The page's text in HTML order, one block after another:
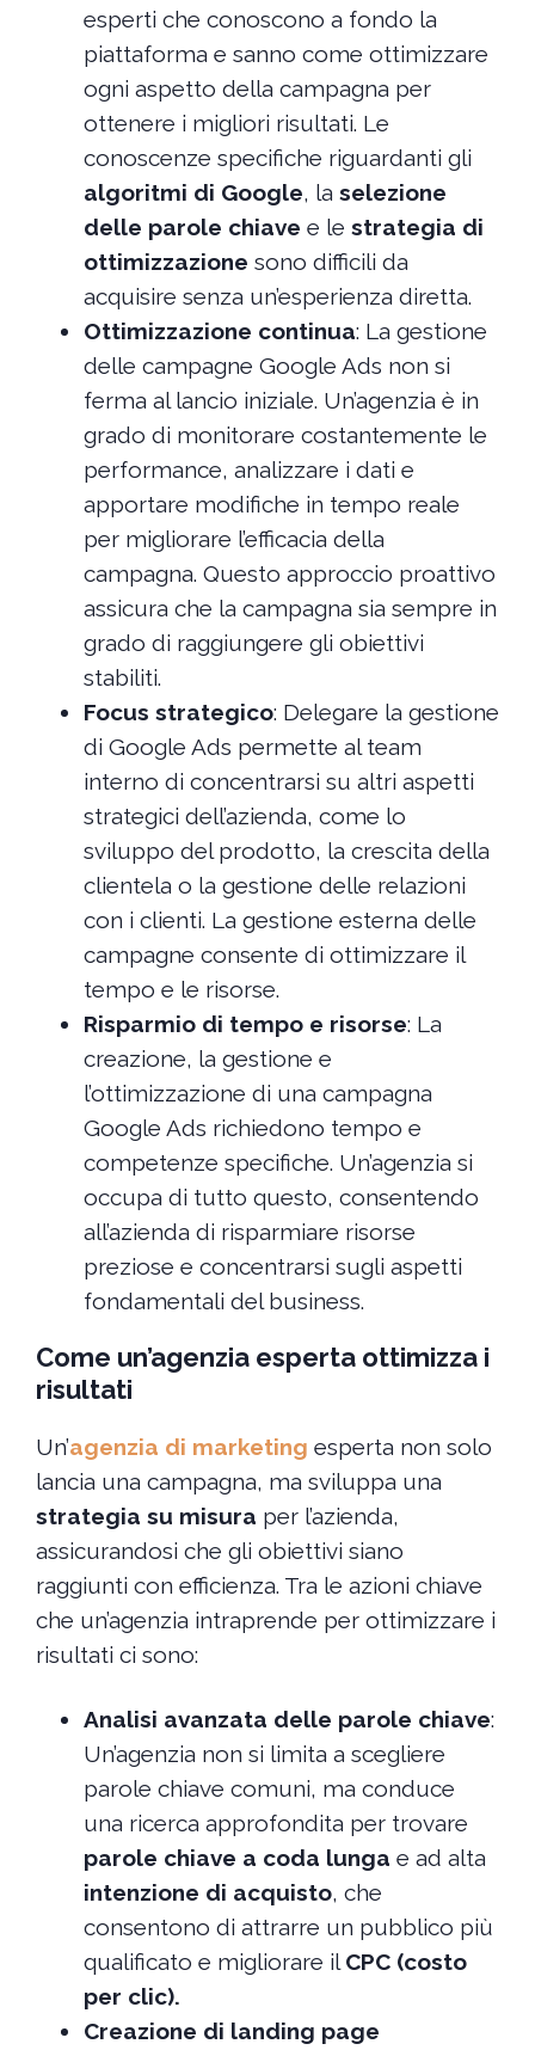
esperti che conoscono a fondo la
piattaforma e sanno come ottimizzare
ogni aspetto della campagna per
ottenere i migliori risultati. Le
conoscenze specifiche riguardanti gli
algoritmi di Google, la selezione
delle parole chiave e le strategia di
ottimizzazione sono difficili da
acquisire senza un’esperienza diretta.
Ottimizzazione continua: La gestione
delle campagne Google Ads non si
ferma al lancio iniziale. Un’agenzia è in
grado di monitorare costantemente le
performance, analizzare i dati e
apportare modifiche in tempo reale
per migliorare l’efficacia della
campagna. Questo approccio proattivo
assicura che la campagna sia sempre in
grado di raggiungere gli obiettivi
stabiliti.
Focus strategico: Delegare la gestione
di Google Ads permette al team
interno di concentrarsi su altri aspetti
strategici dell’azienda, come lo
sviluppo del prodotto, la crescita della
clientela o la gestione delle relazioni
con i clienti. La gestione esterna delle
campagne consente di ottimizzare il
tempo e le risorse.
Risparmio di tempo e risorse: La
creazione, la gestione e
l’ottimizzazione di una campagna
Google Ads richiedono tempo e
competenze specifiche. Un’agenzia si
occupa di tutto questo, consentendo
all’azienda di risparmiare risorse
preziose e concentrarsi sugli aspetti
fondamentali del business.
Come un’agenzia esperta ottimizza i
risultati
Un’agenzia di marketing esperta non solo
lancia una campagna, ma sviluppa una
strategia su misura per l’azienda,
assicurandosi che gli obiettivi siano
raggiunti con efficienza. Tra le azioni chiave
che un’agenzia intraprende per ottimizzare i
risultati ci sono:
Analisi avanzata delle parole chiave:
Un’agenzia non si limita a scegliere
parole chiave comuni, ma conduce
una ricerca approfondita per trovare
parole chiave a coda lunga e ad alta
intenzione di acquisto, che
consentono di attrarre un pubblico più
qualificato e migliorare il CPC (costo
per clic).
Creazione di landing page